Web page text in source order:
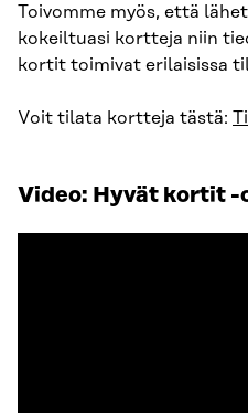
Toivomme myös, että
kokeiltuasi kortteja niin
kortit toimivat erilaisissa
Voit tilata kortteja tästä:
Video: Hyvät kortit -